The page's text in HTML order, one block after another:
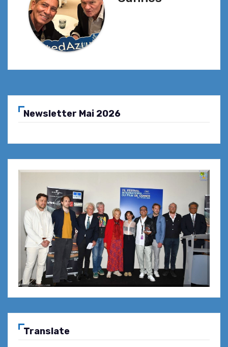
Newsletter Mai 2026
Translate